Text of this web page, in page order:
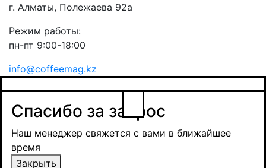
г. Алматы, Полежаева 92а
Режим работы:
пн-пт 9:00-18:00
info@coffeemag.kz
Заказ товара
Уведомить о поступлении
Спасибо за заявку
Наш менеджер свяжется с вами в ближайшее
время и обсудит сроки поставки и условия
оплаты
Закрыть
Получить оптовую цену
Спасибо за запрос
Наш менеджер свяжется с вами в ближайшее
время
Закрыть